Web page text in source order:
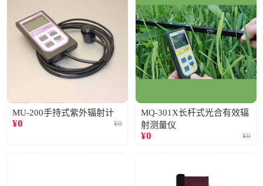
MU-200手持式紫外辐射计
¥0 ¥0
MQ-301X长杆式光合有效辐
射测量仪
¥0 ¥0